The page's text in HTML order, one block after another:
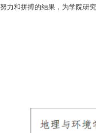
努力和拼搏的结果，为学院研